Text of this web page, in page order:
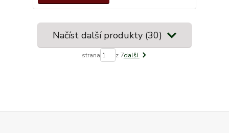
Načíst další produkty (30)
strana z 7další